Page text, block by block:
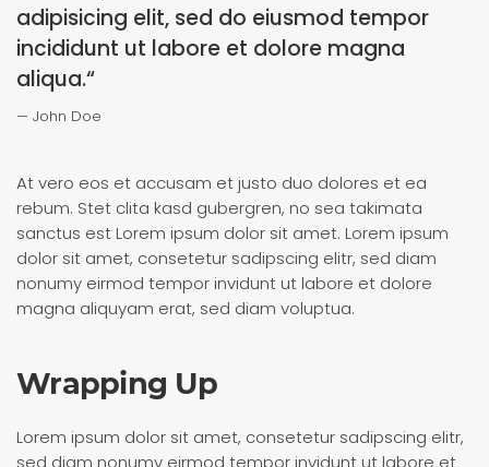
adipisicing elit, sed do eiusmod tempor
incididunt ut labore et dolore magna
aliqua.“
John Doe
At vero eos et accusam et justo duo dolores et ea
rebum. Stet clita kasd gubergren, no sea takimata
sanctus est Lorem ipsum dolor sit amet. Lorem ipsum
dolor sit amet, consetetur sadipscing elitr, sed diam
nonumy eirmod tempor invidunt ut labore et dolore
magna aliquyam erat, sed diam voluptua.
Wrapping Up
Lorem ipsum dolor sit amet, consetetur sadipscing elitr,
sed diam nonumy eirmod tempor invidunt ut labore et